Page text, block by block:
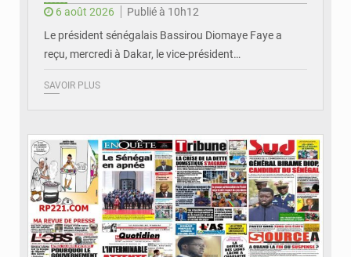
6 août 2026
Publié à 10h12
Le président sénégalais Bassirou Diomaye Faye a
reçu, mercredi à Dakar, le vice-président…
SAVOIR PLUS